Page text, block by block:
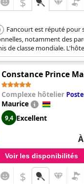
Fancourt est réputé pour
notamment des
de classe mondiale.
complète avec des
connexes.
Constance Prince
Complexe hôtelier
Maurice
9,4 Excellent
Voir les disponibilités
$